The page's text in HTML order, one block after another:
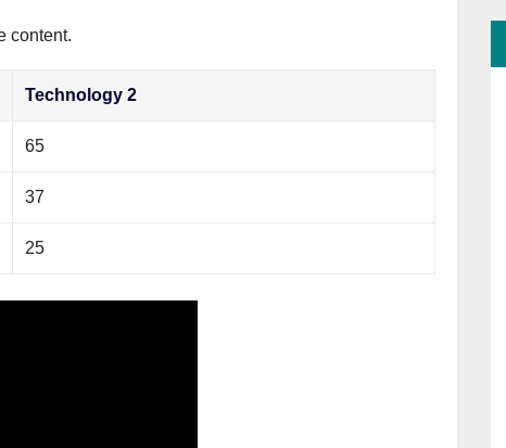
content.
Technology 2
65
37
25